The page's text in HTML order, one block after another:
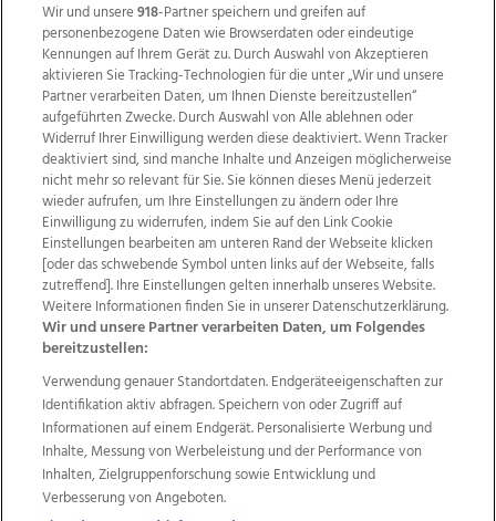
Wir über uns Mediadaten Kontakt
Jobs
Datenschutz
Impressum
AGB Anzeigekunden
AGB Website
Ehrenkodex Politische Werbung
Weitere Angebote des Medienhauses Wimmer
TV1 di-mog-i.at OÖNow
Ischler Woche
Life Radio
OÖNachrichten
OÖN Immobilien
OÖN Karriere
OÖN Reise
Promenaden Galerien
Regionaljobs
wasistlos.at
Wir und unsere918-Partner speichern und greifen auf
personenbezogene Daten wie Browserdaten oder eindeutige
Kennungen auf Ihrem Gerät zu. Durch Auswahl von Akzeptieren
aktivieren Sie Tracking-Technologien für die unter „Wir und unsere
Partner verarbeiten Daten, um Ihnen Dienste bereitzustellen“
aufgeführten Zwecke. Durch Auswahl von Alle ablehnen oder
Widerruf Ihrer Einwilligung werden diese deaktiviert. Wenn Tracker
deaktiviert sind, sind manche Inhalte und Anzeigen möglicherweise
nicht mehr so relevant für Sie. Sie können dieses Menü jederzeit
wieder aufrufen, um Ihre Einstellungen zu ändern oder Ihre
Einwilligung zu widerrufen, indem Sie auf den Link Cookie
Einstellungen bearbeiten am unteren Rand der Webseite klicken
[oder das schwebende Symbol unten links auf der Webseite, falls
zutreffend]. Ihre Einstellungen gelten innerhalb unseres Website.
Weitere Informationen finden Sie in unserer Datenschutzerklärung.
Wir und unsere Partner verarbeiten Daten, um Folgendes
bereitzustellen:
Verwendung genauer Standortdaten. Endgeräteeigenschaften zur
Identifikation aktiv abfragen. Speichern von oder Zugriff auf
Informationen auf einem Endgerät. Personalisierte Werbung und
Inhalte, Messung von Werbeleistung und der Performance von
Inhalten, Zielgruppenforschung sowie Entwicklung und
Verbesserung von Angeboten.